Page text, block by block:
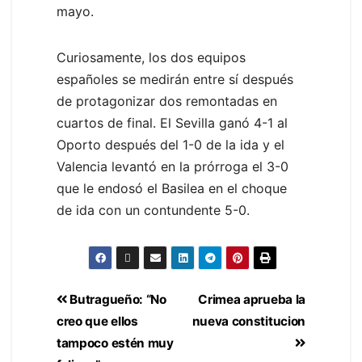
mayo.
Curiosamente, los dos equipos
españoles se medirán entre sí después
de protagonizar dos remontadas en
cuartos de final. El Sevilla ganó 4-1 al
Oporto después del 1-0 de la ida y el
Valencia levantó en la prórroga el 3-0
que le endosó el Basilea en el choque
de ida con un contundente 5-0.
Crimea aprueba la
nueva constitucion
Butragueño: “No
creo que ellos
tampoco estén muy